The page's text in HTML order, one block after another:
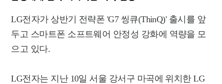
LG전자가 상반기 전략폰 'G7 씽큐(ThinQ)' 출시를 앞
두고 스마트폰 소프트웨어 안정성 강화에 역량을 모
으고 있다.
LG전자는 지난 10일 서울 강서구 마곡에 위치한 LG